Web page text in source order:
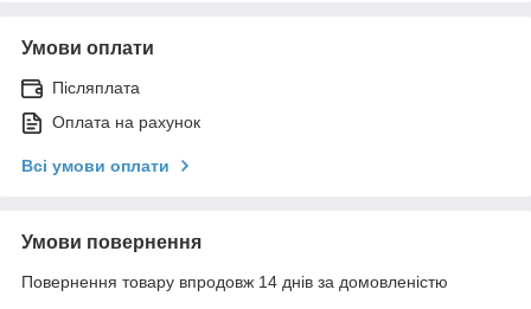
Умови оплати
Післяплата
Оплата на рахунок
Всі умови оплати
Умови повернення
Повернення товару впродовж 14 днів за домовленістю